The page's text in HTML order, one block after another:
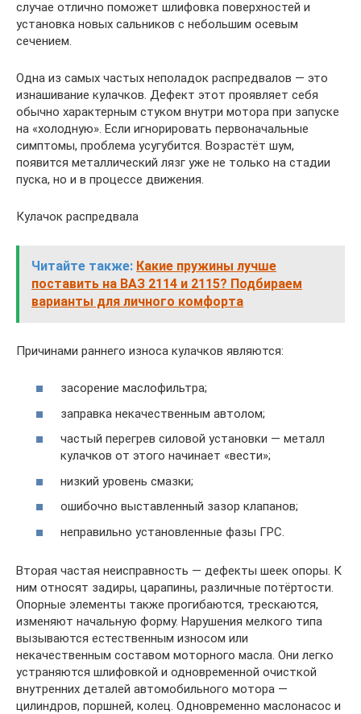
случае отлично поможет шлифовка поверхностей и
установка новых сальников с небольшим осевым
сечением.
Одна из самых частых неполадок распредвалов — это
изнашивание кулачков. Дефект этот проявляет себя
обычно характерным стуком внутри мотора при запуске
на «холодную». Если игнорировать первоначальные
симптомы, проблема усугубится. Возрастёт шум,
появится металлический лязг уже не только на стадии
пуска, но и в процессе движения.
Кулачок распредвала
Читайте также: Какие пружины лучше
поставить на ВАЗ 2114 и 2115? Подбираем
варианты для личного комфорта
Причинами раннего износа кулачков являются:
засорение маслофильтра;
заправка некачественным автолом;
частый перегрев силовой установки — металл
кулачков от этого начинает «вести»;
низкий уровень смазки;
ошибочно выставленный зазор клапанов;
неправильно установленные фазы ГРС.
Вторая частая неисправность — дефекты шеек опоры. К
ним относят задиры, царапины, различные потёртости.
Опорные элементы также прогибаются, трескаются,
изменяют начальную форму. Нарушения мелкого типа
вызываются естественным износом или
некачественным составом моторного масла. Они легко
устраняются шлифовкой и одновременной очисткой
внутренних деталей автомобильного мотора —
цилиндров, поршней, колец. Одновременно маслонасос и